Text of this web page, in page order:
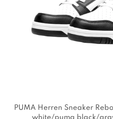
PUMA Herren Sneaker
white/puma black/